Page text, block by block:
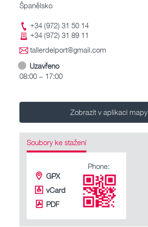
Španělsko
+34 (972) 31 50 14
+34 (972) 31 89 11
tallerdelport@gmail.com
Uzavřeno
08:00 – 17:00
Zobrazit v aplikaci mapy
Soubory ke stažení
GPX
vCard
PDF
Phone: